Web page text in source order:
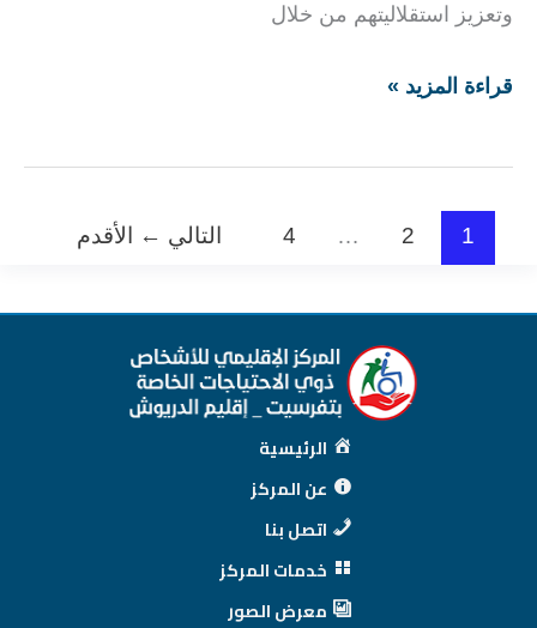
وتعزيز استقلاليتهم من خلال
قراءة المزيد »
1
2
…
4 التالي ←
الرئيسية
عن المركز
اتصل بنا
خدمات المركز
معرض الصور